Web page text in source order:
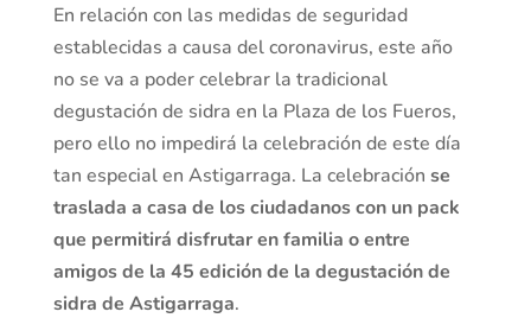
En relación con las medidas de seguridad
establecidas a causa del coronavirus, este año
no se va a poder celebrar la tradicional
degustación de sidra en la Plaza de los Fueros,
pero ello no impedirá la celebración de este día
tan especial en Astigarraga. La celebración se
traslada a casa de los ciudadanos con un pack
que permitirá disfrutar en familia o entre
amigos de la 45 edición de la degustación de
sidra de Astigarraga.